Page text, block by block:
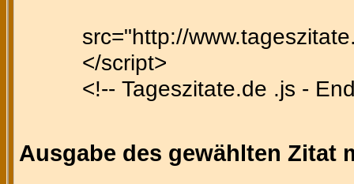
src="http://
</script>
<!-- Tageszitate.de .js -
Ausgabe des gewählten Zitat